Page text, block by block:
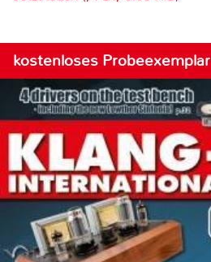
kostenloses Probeexemplar